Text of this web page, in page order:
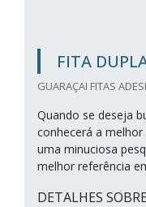
FITA
GUARAÇAI FITAS
Quando se deseja
conhecerá a
uma minuciosa
melhor referência
DETALHES